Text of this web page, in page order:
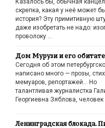
скрепка, какая у неё может
история? Эту примитивную
даже изобретать не надо:
проволоку …
Дом Мурузи и его
Сегодня об этом
написано много — прозы,
мемуаров, репортажей… Но
талантливая журналистка
Георгиевна Зяблова, человек
Ленинградская блокада.